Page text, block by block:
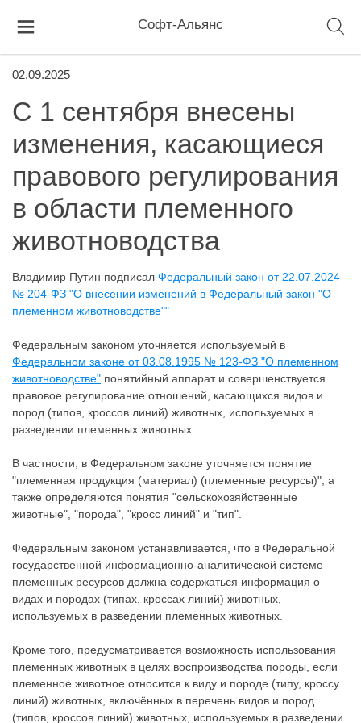
Софт-Альянс
02.09.2025
С 1 сентября внесены
изменения, касающиеся
правового регулирования
в области племенного
животноводства
Владимир Путин подписал Федеральный закон от 22.07.2024
№ 204-ФЗ "О внесении изменений в Федеральный закон "О
племенном животноводстве""
Федеральным законом уточняется используемый в
Федеральном законе от 03.08.1995 № 123-ФЗ "О племенном
животноводстве" понятийный аппарат и совершенствуется
правовое регулирование отношений, касающихся видов и
пород (типов, кроссов линий) животных, используемых в
разведении племенных животных.
В частности, в Федеральном законе уточняется понятие
"племенная продукция (материал) (племенные ресурсы)", а
также определяются понятия "сельскохозяйственные
животные", "порода", "кросс линий" и "тип".
Федеральным законом устанавливается, что в Федеральной
государственной информационно-аналитической системе
племенных ресурсов должна содержаться информация о
видах и породах (типах, кроссах линий) животных,
используемых в разведении племенных животных.
Кроме того, предусматривается возможность использования
племенных животных в целях воспроизводства породы, если
племенное животное относится к виду и породе (типу, кроссу
линий) животных, включённых в перечень видов и пород
(типов, кроссов линий) животных, используемых в разведении